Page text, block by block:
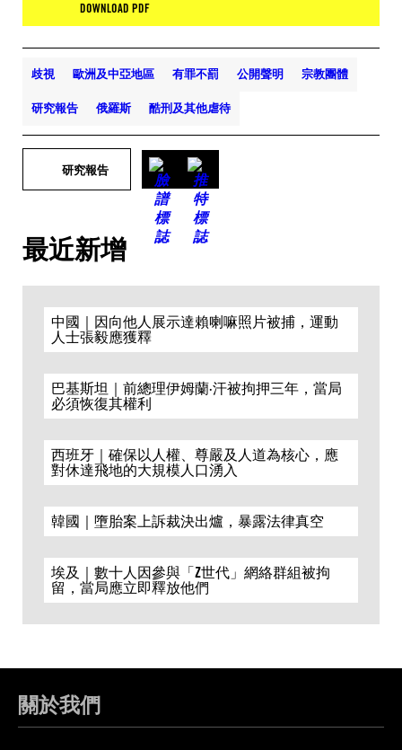
DOWNLOAD PDF
歧視 歐洲及中亞地區 有罪不罰 公開聲明 宗教團體
研究報告 俄羅斯 酷刑及其他虐待
研究報告
最近新增
中國｜因向他人展示達賴喇嘛照片被捕，運動
人士張毅應獲釋
巴基斯坦｜前總理伊姆蘭·汗被拘押三年，當局
必須恢復其權利
西班牙｜確保以人權、尊嚴及人道為核心，應
對休達飛地的大規模人口湧入
韓國｜墮胎案上訴裁決出爐，暴露法律真空
埃及｜數十人因參與「Z世代」網絡群組被拘
留，當局應立即釋放他們
關於我們